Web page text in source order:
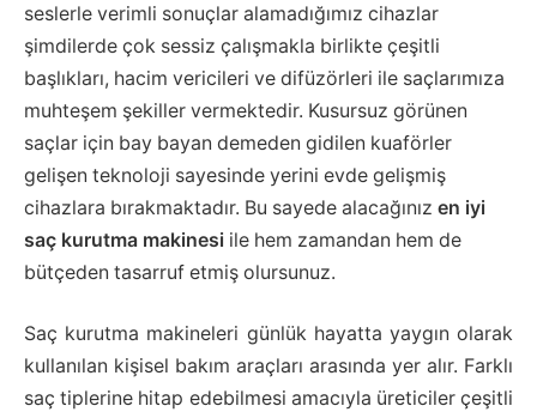
seslerle verimli sonuçlar alamadığımız cihazlar
şimdilerde çok sessiz çalışmakla birlikte çeşitli
başlıkları, hacim vericileri ve difüzörleri ile saçlarımıza
muhteşem şekiller vermektedir. Kusursuz görünen
saçlar için bay bayan demeden gidilen kuaförler
gelişen teknoloji sayesinde yerini evde gelişmiş
cihazlara bırakmaktadır. Bu sayede alacağınız en iyi
saç kurutma makinesi ile hem zamandan hem de
bütçeden tasarruf etmiş olursunuz.
Saç kurutma makineleri günlük hayatta yaygın olarak
kullanılan kişisel bakım araçları arasında yer alır. Farklı
saç tiplerine hitap edebilmesi amacıyla üreticiler çeşitli